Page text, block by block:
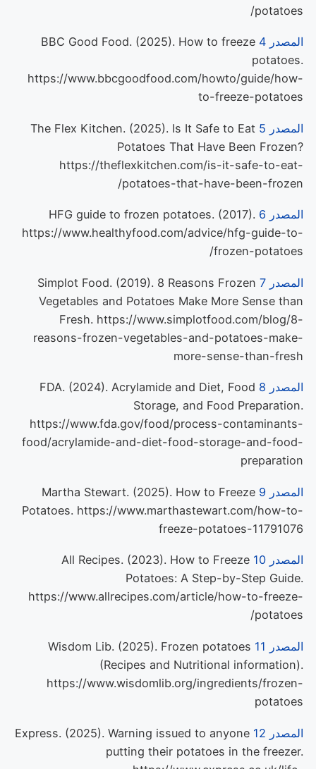
potatoes/
المصدر 4
BBC Good Food. (2025). How to freeze
potatoes.
https://www.bbcgoodfood.com/howto/guide/how-
to-freeze-potatoes
المصدر 5
The Flex Kitchen. (2025). Is It Safe to Eat
Potatoes That Have Been Frozen?
https://theflexkitchen.com/is-it-safe-to-eat-
potatoes-that-have-been-frozen/
المصدر 6
HFG guide to frozen potatoes. (2017).
https://www.healthyfood.com/advice/hfg-guide-to-
frozen-potatoes/
المصدر 7
Simplot Food. (2019). 8 Reasons Frozen
Vegetables and Potatoes Make More Sense than
Fresh. https://www.simplotfood.com/blog/8-
reasons-frozen-vegetables-and-potatoes-make-
more-sense-than-fresh
المصدر 8
FDA. (2024). Acrylamide and Diet, Food
Storage, and Food Preparation.
https://www.fda.gov/food/process-contaminants-
food/acrylamide-and-diet-food-storage-and-food-
preparation
المصدر 9
Martha Stewart. (2025). How to Freeze
Potatoes. https://www.marthastewart.com/how-to-
freeze-potatoes-11791076
المصدر 10
All Recipes. (2023). How to Freeze
Potatoes: A Step-by-Step Guide.
https://www.allrecipes.com/article/how-to-freeze-
potatoes/
المصدر 11
Wisdom Lib. (2025). Frozen potatoes
(Recipes and Nutritional information).
https://www.wisdomlib.org/ingredients/frozen-
potatoes
المصدر 12
Express. (2025). Warning issued to anyone
putting their potatoes in the freezer.